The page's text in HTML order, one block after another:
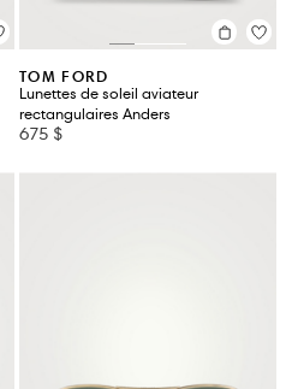
TOM FORD
Lunettes de soleil aviateur
rectangulaires Anders
675 $